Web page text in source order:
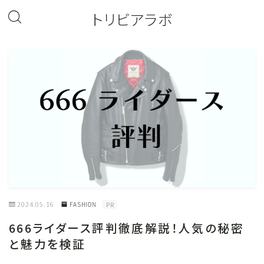
トリビアラボ
2024.05.16 FASHION PR
666ライダース評判徹底解説！人気の秘密
と魅力を検証